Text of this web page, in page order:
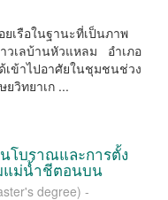
เรือในฐานะที่เป็นภาพ
วเลบ้านหัวแหลม อำเภอ
ข้าไปอาศัยในชุมชนช่วง
วิทยาเก ...
บราณและการตั้ง
แม่น้ำชีตอนบน
degree) -